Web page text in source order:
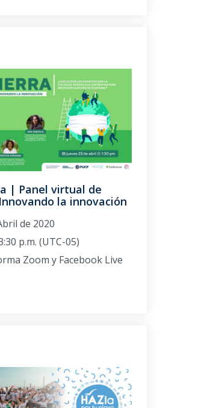
| Panel virtual de
la innovación
de 2020
p.m. (UTC-05)
Zoom y Facebook Live